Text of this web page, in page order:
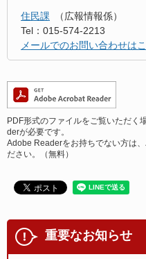
住民課
広報情報係
Tel：015-574-2213
メールでのお問い合わせは
PDF形式のファイルをご覧いただ
derが必要です。
Adobe Readerをお持ちでない方は
ださい。（無料）
重要なお知らせ